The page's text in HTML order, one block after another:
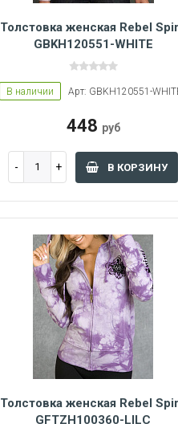
Толстовка женская Rebel
GBKH120551-WHITE
В наличии Арт: GBKH120551-
448 руб
В КОРЗИНУ
Толстовка женская Rebel
GFTZH100360-LILC